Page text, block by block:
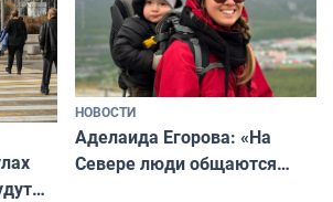
НОВОСТИ
Аделаида Егорова: «На
Севере люди общаются